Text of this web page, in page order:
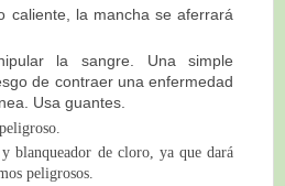
caliente, la mancha se aferrará
la sangre. Una simple
de contraer una enfermedad
Usa guantes.
blanqueador de cloro, ya que dará
peligrosos.